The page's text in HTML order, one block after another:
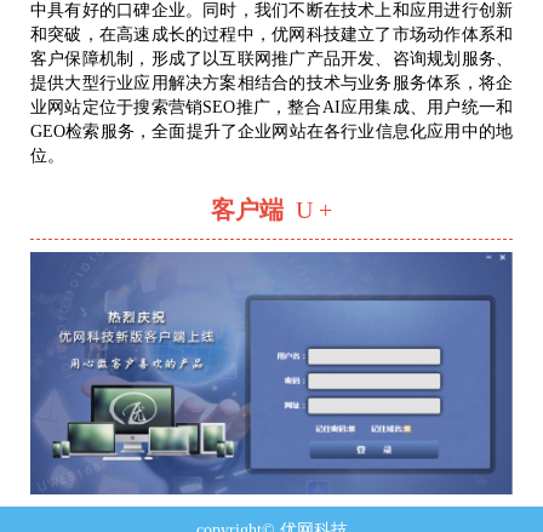
中具有好的口碑企业。同时，我们不断在技术上和应用进行创新
和突破，在高速成长的过程中，优网科技建立了市场动作体系和
客户保障机制，形成了以互联网推广产品开发、咨询规划服务、
提供大型行业应用解决方案相结合的技术与业务服务体系，将企
业网站定位于搜索营销SEO推广，整合AI应用集成、用户统一和
GEO检索服务，全面提升了企业网站在各行业信息化应用中的地
位。
客户端 U +